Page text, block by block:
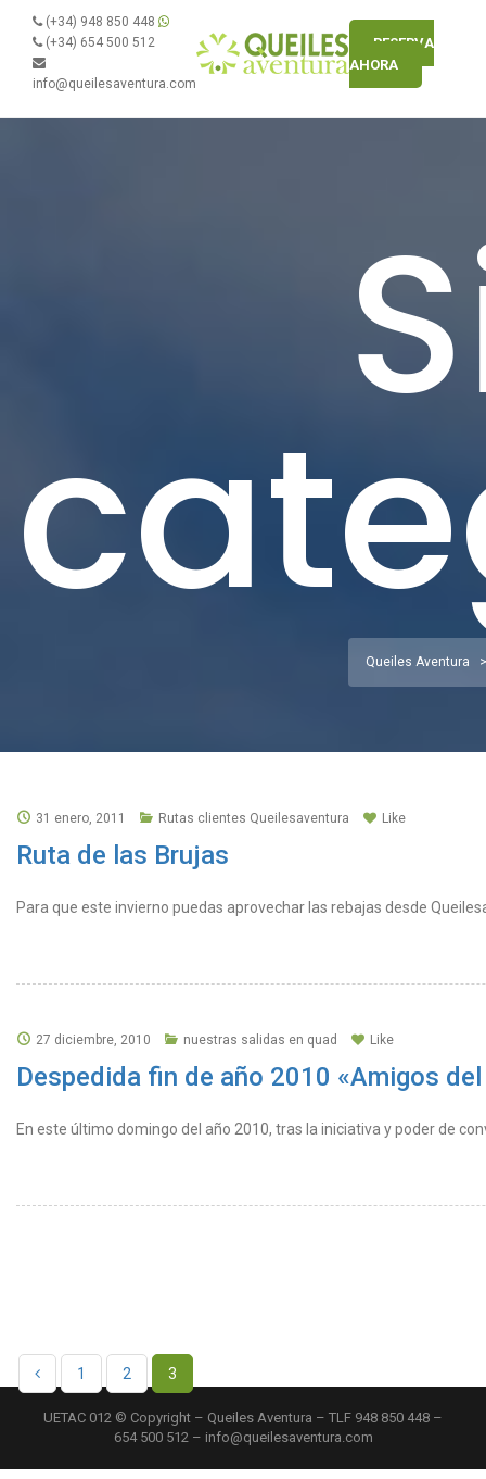
(+34) 948 850 448
(+34) 654 500 512
info@queilesaventura.com
RESERVA
AHORA
Queiles Aventura
31 enero, 2011 Rutas clientes Queilesaventura Like
Ruta de las Brujas
Para que este invierno puedas aprovechar las rebajas desde
27 diciembre, 2010 nuestras salidas en quad Like
Despedida fin de año 2010 «Amigos
En este último domingo del año 2010, tras la iniciativa y poder de
1 2 3
UETAC 012 © Copyright – Queiles Aventura – TLF 948 850 448 –
654 500 512 – info@queilesaventura.com